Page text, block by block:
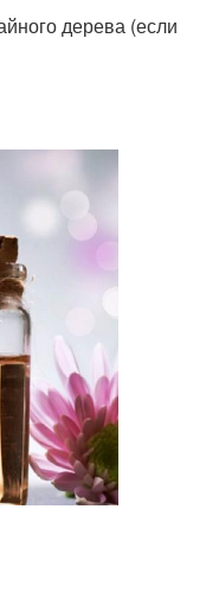
дерева (если